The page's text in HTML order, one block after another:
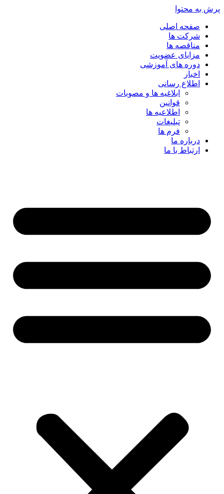
پرش به محتوا
صفحه اصلی
شرکت ها
مناقصه ها
مزایای عضویت
دوره های آموزشی
اخبار
اطلاع رسانی
ابلاغیه ها و مصوبات
قوانین
اطلاعیه ها
تبلیغات
فرم ها
درباره ما
ارتباط با ما